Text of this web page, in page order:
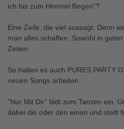
ich bis zum Himmel fliegen“?
Eine Zeile, die viel aussagt. Denn
man alles schaffen. Sowohl in
Zeiten.
So halten es auch PURES PARTY
neuen Songs arbeiten.
"Nur Mit Dir“ lädt zum Tanzen ein.
dabei die oder den einen und stellt